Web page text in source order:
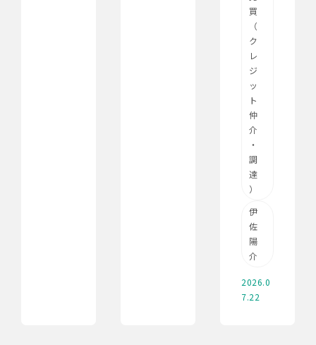
買
（
ク
レ
ジ
ッ
ト
仲
介
・
調
達
）
伊
佐
陽
介
2026.0
7.22